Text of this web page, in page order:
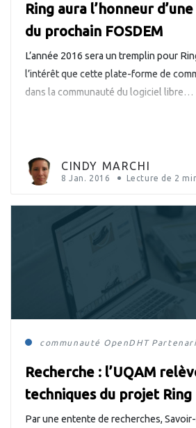
Ring aura l’honneur
du prochain FOSDEM
L’année 2016 sera un tremplin pour
l’intérêt que cette plate-forme de
dans la communauté du logiciel libre…
CINDY MARCHI
8 Jan. 2016 Lecture de 2
communauté OpenDHT
Recherche : l’UQAM
techniques du projet Ring
Par une entente de recherches,